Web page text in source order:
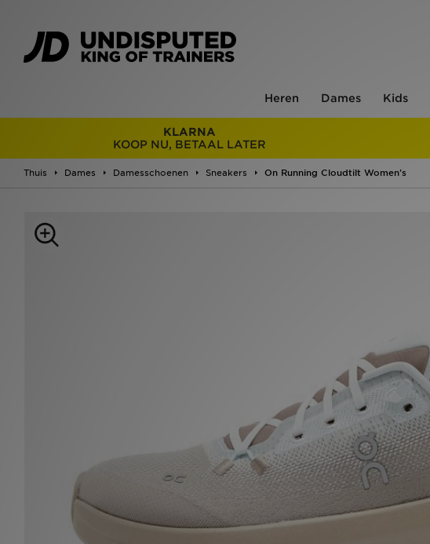
Heren Dames Kids
KLARNA
KOOP NU, BETAAL LATER
Thuis Dames Damesschoenen Sneakers On Running Cloudtilt Women's